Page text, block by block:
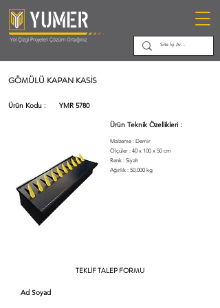
GÖMÜLÜ KAPAN KASİS
Ürün Kodu : YMR 5780
Ürün Teknik Özellikleri :
Malzeme : Demir
Ölçüler : 40 x 100 x 50 cm
Renk : Siyah
Ağırlık : 50,000 kg
TEKLİF TALEP FORMU
Ad Soyad